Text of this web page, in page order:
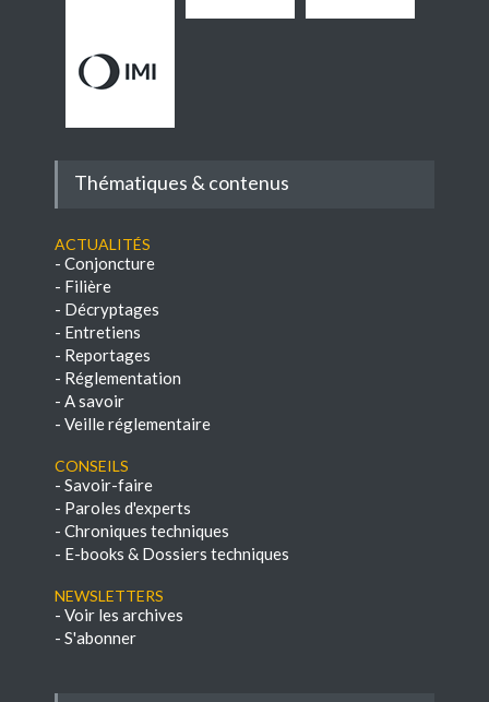
Thématiques & contenus
Actualités
- Conjoncture
- Filière
- Décryptages
- Entretiens
- Reportages
- Réglementation
- A savoir
- Veille réglementaire
Conseils
- Savoir-faire
- Paroles d'experts
- Chroniques techniques
- E-books & Dossiers techniques
NEWSLETTERS
- Voir les archives
- S'abonner